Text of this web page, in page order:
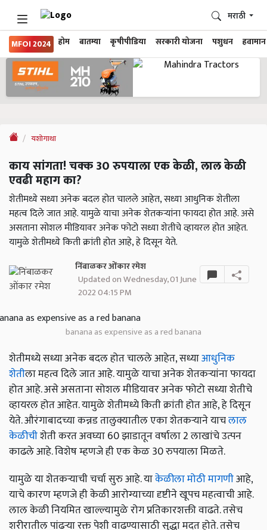
MFOI 2024 होम बातम्या कृषीपीडिया सरकारी योजना पशुधन हवामान
मराठी
यशोगाथा
काय सांगता! चक्क 30 रुपयाला एक केळी, लाल केळी
एवढी महाग का?
शेतीमध्ये सध्या अनेक बदल होत चालले आहेत, सध्या आधुनिक शेतीला
महत्व दिले जात आहे. यामुळे याचा अनेक शेतकऱ्यांना फायदा होत आहे. असे
असताना सोशल मीडियावर अनेक फोटो सध्या शेतीचे व्हायरल होत आहेत.
यामुळे शेतीमध्ये किती क्रांती होत आहे, हे दिसून येते.
निंबाळकर ओंकार रमेश
Updated on Wednesday, 01 June
2022 04:15 PM
banana as expensive as a red banana
शेतीमध्ये सध्या अनेक बदल होत चालले आहेत, सध्याआधुनिक
शेतीला महत्व दिले जात आहे. यामुळे याचा अनेक शेतकऱ्यांना फायदा
होत आहे. असे असताना सोशल मीडियावर अनेक फोटो सध्या शेतीचे
व्हायरल होत आहेत. यामुळे शेतीमध्ये किती क्रांती होत आहे, हे दिसून
येते. औरंगाबादच्या कन्नड तालुक्यातील एका शेतकऱ्याने याचलाल
केळीचीशेती करत अवघ्या 60 झाडातून वर्षाला 2 लाखांचे उत्पन
काढले आहे. विशेष म्हणजे ही एक केळ 30 रुपयाला मिळते.
यामुळे या शेतकऱ्याची चर्चा सुरु आहे. याकेळीला मोठी मागणीआहे,
याचे कारण म्हणजे ही केळी आरोग्याच्या दृष्टीने खूपच महत्वाची आहे.
लाल केळी नियमित खाल्ल्यामुळे रोग प्रतिकारशक्ती वाढते. तसेच
शरीरातील पांढऱ्या रक्त पेशी वाढण्यासाठी सुद्धा मदत होते. तसेच